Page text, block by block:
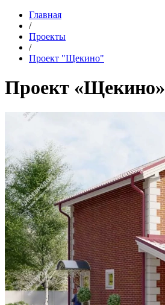
Главная
/
Проекты
/
Проект "Щекино"
Проект «Щекино»